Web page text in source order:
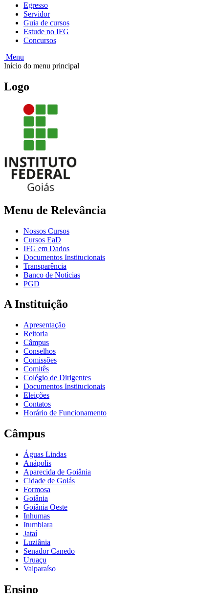
Egresso
Servidor
Guia de cursos
Estude no IFG
Concursos
Menu
Início do menu principal
Logo
Menu de Relevância
Nossos Cursos
Cursos EaD
IFG em Dados
Documentos Institucionais
Transparência
Banco de Notícias
PGD
A Instituição
Apresentação
Reitoria
Câmpus
Conselhos
Comissões
Comitês
Colégio de Dirigentes
Documentos Institucionais
Eleições
Contatos
Horário de Funcionamento
Câmpus
Águas Lindas
Anápolis
Aparecida de Goiânia
Cidade de Goiás
Formosa
Goiânia
Goiânia Oeste
Inhumas
Itumbiara
Jataí
Luziânia
Senador Canedo
Uruaçu
Valparaíso
Ensino